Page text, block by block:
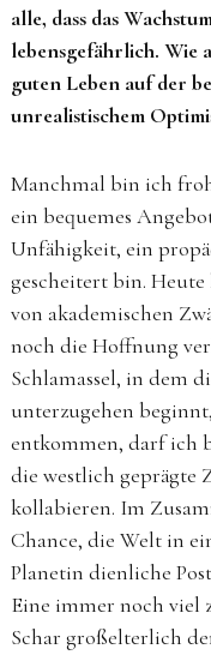
alle, dass das
lebensgefährlich. Wie
guten Leben auf der
unrealistischem
Manchmal bin ich
ein bequemes
Unfähigkeit, ein
gescheitert bin. Heute
von akademischen
noch die Hoffnung
Schlamassel, in dem
unterzugehen
entkommen, darf ich
die westlich geprägte
kollabieren. Im
Chance, die Welt in
Planetin dienliche
Eine immer noch viel
Schar großelterlich